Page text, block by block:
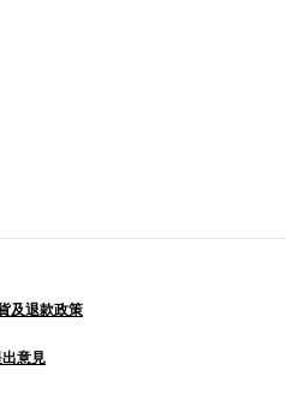
及退款政策
意見